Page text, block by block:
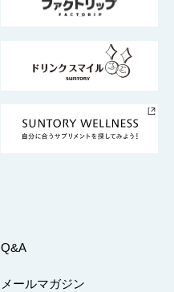
ビリティ経営
Q&A
メールマガジン